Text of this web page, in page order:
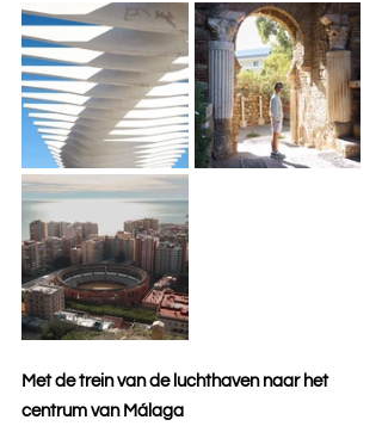
Met de trein van de luchthaven naar het
centrum van Málaga